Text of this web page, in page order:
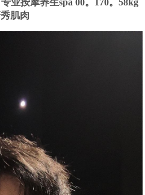
专业按摩养生spa 00。170。58kg
肌肉